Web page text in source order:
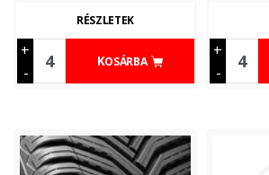
+
-
KOSÁRBA
RÉSZLETEK
+
-